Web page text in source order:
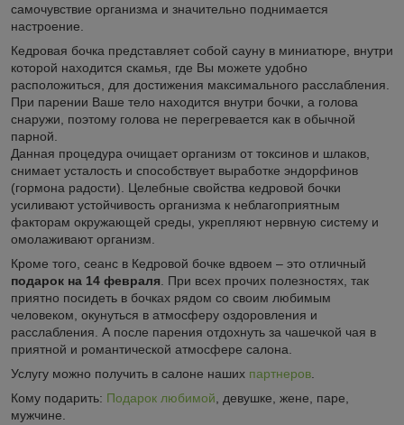
самочувствие организма и значительно поднимается
настроение.
Кедровая бочка представляет собой сауну в миниатюре, внутри
которой находится скамья, где Вы можете удобно
расположиться, для достижения максимального расслабления.
При парении Ваше тело находится внутри бочки, а голова
снаружи, поэтому голова не перегревается как в обычной
парной.
Данная процедура очищает организм от токсинов и шлаков,
снимает усталость и способствует выработке эндорфинов
(гормона радости). Целебные свойства кедровой бочки
усиливают устойчивость организма к неблагоприятным
факторам окружающей среды, укрепляют нервную систему и
омолаживают организм.
Кроме того, сеанс в Кедровой бочке вдвоем – это отличный
подарок на 14 февраля . При всех прочих полезностях, так
приятно посидеть в бочках рядом со своим любимым
человеком, окунуться в атмосферу оздоровления и
расслабления. А после парения отдохнуть за чашечкой чая в
приятной и романтической атмосфере салона.
Услугу можно получить в салоне наших партнеров
Кому подарить: Подарок любимой , девушке, жене, паре,
мужчине.